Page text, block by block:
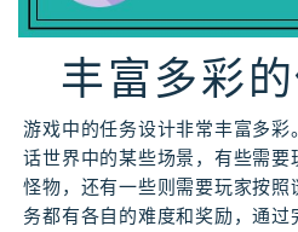
丰富多彩
游戏中的任务设计非常丰富多
话世界中的某些场景，有些需
怪物，还有一些则需要玩家按
务都有各自的难度和奖励，通